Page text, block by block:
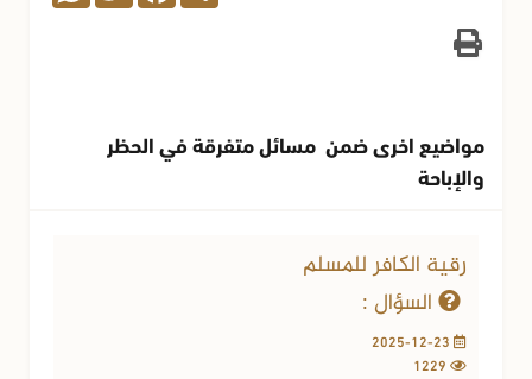
مواضيع اخرى ضمن مسائل متفرقة في الحظر
والإباحة
رقية الكافر للمسلم
السؤال :